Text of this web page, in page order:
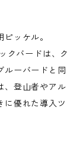
ッケル。
クバードは、ク
ルーバードと同
、登山者やアル
に優れた導入ツ